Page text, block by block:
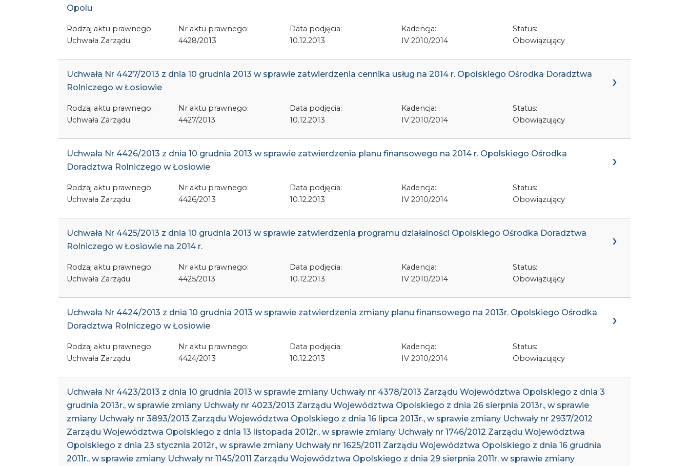
Opolu
Rodzaj aktu prawnego:
Uchwała Zarządu
Nr aktu prawnego:
4428/2013
Data podjęcia:
10.12.2013
Kadencja:
IV 2010/2014
Status:
Obowiązujący
Uchwała Nr 4427/2013 z dnia 10 grudnia 2013 w sprawie zatwierdzenia cennika usług na 2014 r. Opolskiego Ośrodka Doradztwa
Rolniczego w Łosiowie
Rodzaj aktu prawnego:
Uchwała Zarządu
Nr aktu prawnego:
4427/2013
Data podjęcia:
10.12.2013
Kadencja:
IV 2010/2014
Status:
Obowiązujący
Uchwała Nr 4426/2013 z dnia 10 grudnia 2013 w sprawie zatwierdzenia planu finansowego na 2014 r. Opolskiego Ośrodka
Doradztwa Rolniczego w Łosiowie
Rodzaj aktu prawnego:
Uchwała Zarządu
Nr aktu prawnego:
4426/2013
Data podjęcia:
10.12.2013
Kadencja:
IV 2010/2014
Status:
Obowiązujący
Uchwała Nr 4425/2013 z dnia 10 grudnia 2013 w sprawie zatwierdzenia programu działalności Opolskiego Ośrodka Doradztwa
Rolniczego w Łosiowie na 2014 r.
Rodzaj aktu prawnego:
Uchwała Zarządu
Nr aktu prawnego:
4425/2013
Data podjęcia:
10.12.2013
Kadencja:
IV 2010/2014
Status:
Obowiązujący
Uchwała Nr 4424/2013 z dnia 10 grudnia 2013 w sprawie zatwierdzenia zmiany planu finansowego na 2013r. Opolskiego Ośrodka
Doradztwa Rolniczego w Łosiowie
Rodzaj aktu prawnego:
Uchwała Zarządu
Nr aktu prawnego:
4424/2013
Data podjęcia:
10.12.2013
Kadencja:
IV 2010/2014
Status:
Obowiązujący
Uchwała Nr 4423/2013 z dnia 10 grudnia 2013 w sprawie zmiany Uchwały nr 4378/2013 Zarządu Województwa Opolskiego z dnia 3
grudnia 2013r., w sprawie zmiany Uchwały nr 4023/2013 Zarządu Województwa Opolskiego z dnia 26 sierpnia 2013r., w sprawie
zmiany Uchwały nr 3893/2013 Zarządu Województwa Opolskiego z dnia 16 lipca 2013r., w sprawie zmiany Uchwały nr 2937/2012
Zarządu Województwa Opolskiego z dnia 13 listopada 2012r., w sprawie zmiany Uchwały nr 1746/2012 Zarządu Województwa
Opolskiego z dnia 23 stycznia 2012r., w sprawie zmiany Uchwały nr 1625/2011 Zarządu Województwa Opolskiego z dnia 16 grudnia
2011r., w sprawie zmiany Uchwały nr 1145/2011 Zarządu Województwa Opolskiego z dnia 29 sierpnia 2011r. w sprawie zmiany